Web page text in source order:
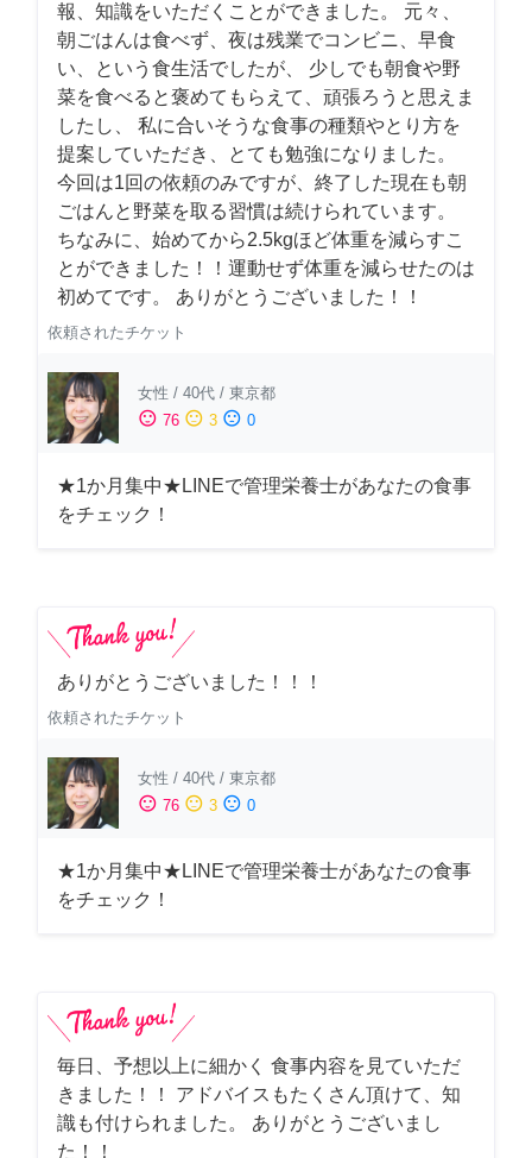
報、知識をいただくことができました。 元々、
朝ごはんは食べず、夜は残業でコンビニ、早食
い、という食生活でしたが、 少しでも朝食や野
菜を食べると褒めてもらえて、頑張ろうと思えま
したし、 私に合いそうな食事の種類やとり方を
提案していただき、とても勉強になりました。
今回は1回の依頼のみですが、終了した現在も朝
ごはんと野菜を取る習慣は続けられています。
ちなみに、始めてから2.5kgほど体重を減らすこ
とができました！！運動せず体重を減らせたのは
初めてです。 ありがとうございました！！
依頼されたチケット
女性 / 40代 / 東京都
sentiment_satisfied 76 sentiment_neutral 3 sentiment_dissatisfied 0
★1か月集中★LINEで管理栄養士があなたの食事
をチェック！
ありがとうございました！！！
依頼されたチケット
女性 / 40代 / 東京都
sentiment_satisfied 76 sentiment_neutral 3 sentiment_dissatisfied 0
★1か月集中★LINEで管理栄養士があなたの食事
をチェック！
毎日、予想以上に細かく 食事内容を見ていただ
きました！！ アドバイスもたくさん頂けて、知
識も付けられました。 ありがとうございまし
た！！